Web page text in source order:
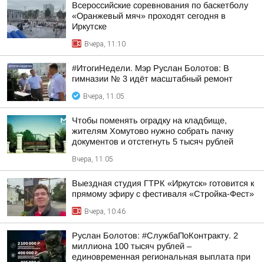
Всероссийские соревнования по баскетболу
«Оранжевый мяч» проходят сегодня в
Иркутске
Вчера, 11:10
#ИтогиНедели. Мэр Руслан Болотов: В
гимназии № 3 идёт масштабный ремонт
Вчера, 11:05
Чтобы поменять оградку на кладбище,
жителям Хомутово нужно собрать пачку
документов и отстегнуть 5 тысяч рублей
Вчера, 11:05
Выездная студия ГТРК «Иркутск» готовится к
прямому эфиру с фестиваля «Стройка-Фест»
Вчера, 10:46
Руслан Болотов: #СлужбаПоКонтракту. 2
миллиона 100 тысяч рублей –
единовременная региональная выплата при